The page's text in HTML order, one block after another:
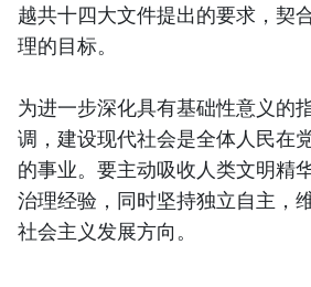
越共十四大文件提出的要求，契
理的目标。
为进一步深化具有基础性意义的
调，建设现代社会是全体人民在
的事业。要主动吸收人类文明精
治理经验，同时坚持独立自主，
社会主义发展方向。